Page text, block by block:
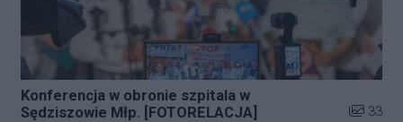
Konferencja w obronie szpitala w
Sędziszowie Młp. [FOTORELACJA]
Liczba
33